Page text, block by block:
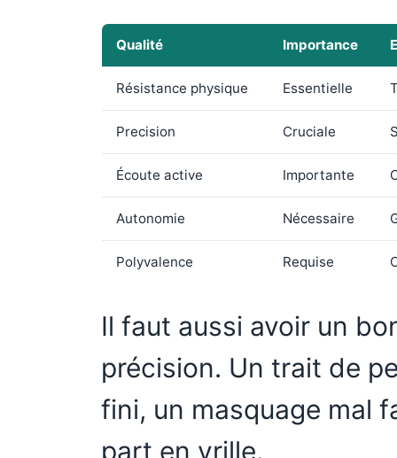
Qualité Importance
Résistance physique Essentielle
Precision Cruciale
Écoute active Importante
Autonomie Nécessaire
Polyvalence Requise
Il faut aussi avoir un
précision. Un trait de
fini, un masquage mal
part en vrille.